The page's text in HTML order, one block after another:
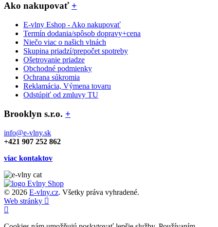
Ako nakupovať +
E-vlny Eshop - Ako nakupovať
Termín dodania/spôsob dopravy+cena
Niečo viac o našich vlnách
Skupina priadzí/prepočet spotreby
Ošetrovanie priadze
Obchodné podmienky
Ochrana súkromia
Reklamácia, Výmena tovaru
Odstúpiť od zmluvy TU
Brooklyn s.r.o. +
info@e-vlny.sk
+421 907 252 862
viac kontaktov
© 2026 E-vlny.cz. Všetky práva vyhradené.
Web stránky